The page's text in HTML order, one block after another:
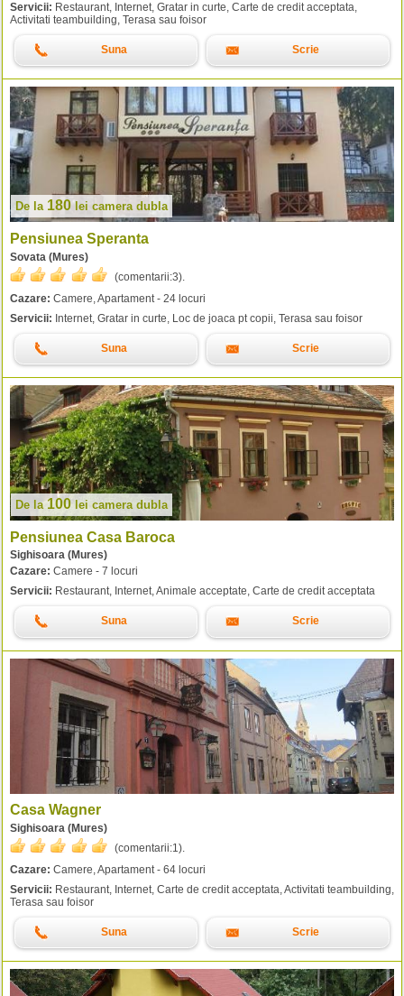
Servicii: Restaurant, Internet, Gratar in curte, Carte de credit acceptata,
Activitati teambuilding, Terasa sau foisor
Suna Scrie
De la 180lei camera dubla
Pensiunea Speranta
Sovata (Mures)
(comentarii:3).
Cazare: Camere, Apartament - 24 locuri
Servicii: Internet, Gratar in curte, Loc de joaca pt copii, Terasa sau foisor
Suna Scrie
De la 100 lei camera dubla
Pensiunea Casa Baroca
Sighisoara (Mures)
Cazare: Camere - 7 locuri
Servicii: Restaurant, Internet, Animale acceptate, Carte de credit acceptata
Suna Scrie
Casa Wagner
Sighisoara (Mures)
(comentarii:1 ).
Cazare: Camere, Apartament - 64 locuri
Servicii: Restaurant, Internet, Carte de credit acceptata, Activitati teambuilding,
Terasa sau foisor
Suna Scrie